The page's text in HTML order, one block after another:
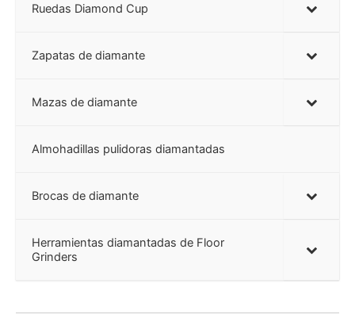
Ruedas Diamond Cup
Zapatas de diamante
Mazas de diamante
Almohadillas pulidoras diamantadas
Brocas de diamante
Herramientas diamantadas de Floor
Grinders